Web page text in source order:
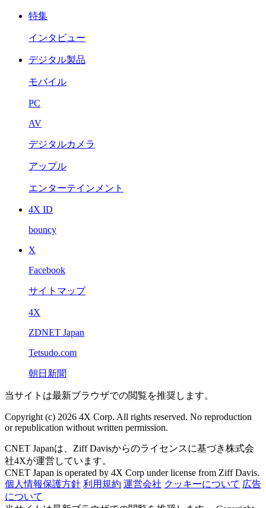
特集
インタビュー
デジタル製品
モバイル
PC
AV
デジタルカメラ
アップル
エンターテインメント
4X ID
bouncy
X
Facebook
サイトマップ
4X
ZDNET Japan
Tetsudo.com
朝日新聞
当サイトは最新ブラウザでの閲覧を推奨します。
Copyright (c) 2026 4X Corp. All rights reserved. No reproduction
or republication without written permission.
CNET Japanは、Ziff Davisからのライセンスに基づき株式会
社4Xが運営しています。
CNET Japan is operated by 4X Corp under license from Ziff Davis.
個人情報保護方針 利用規約 運営会社 クッキーについて 広告
について